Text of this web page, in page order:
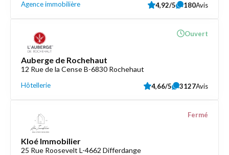
Agence immobilière 4,92/5 180Avis
Auberge de Rochehaut
12 Rue de la Cense B-6830 Rochehaut
Hôtellerie
Ouvert
4,66/5 3127Avis
Kloé Immobilier
25 Rue Roosevelt L-4662 Differdange
Fermé